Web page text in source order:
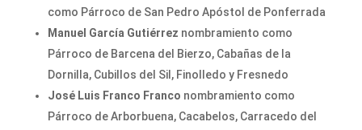
como Párroco de San Pedro Apóstol de Ponferrada
Manuel García Gutiérrez nombramiento como
Párroco de Barcena del Bierzo, Cabañas de la
Dornilla, Cubillos del Sil, Finolledo y Fresnedo
José Luis Franco Franco nombramiento como
Párroco de Arborbuena, Cacabelos, Carracedo del